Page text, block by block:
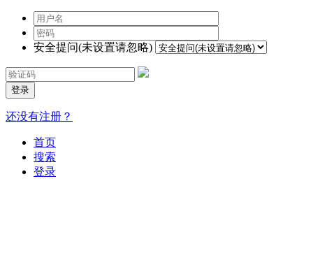
安全提问(未设置请忽略)
登录
还没有注册？
首页
搜索
登录